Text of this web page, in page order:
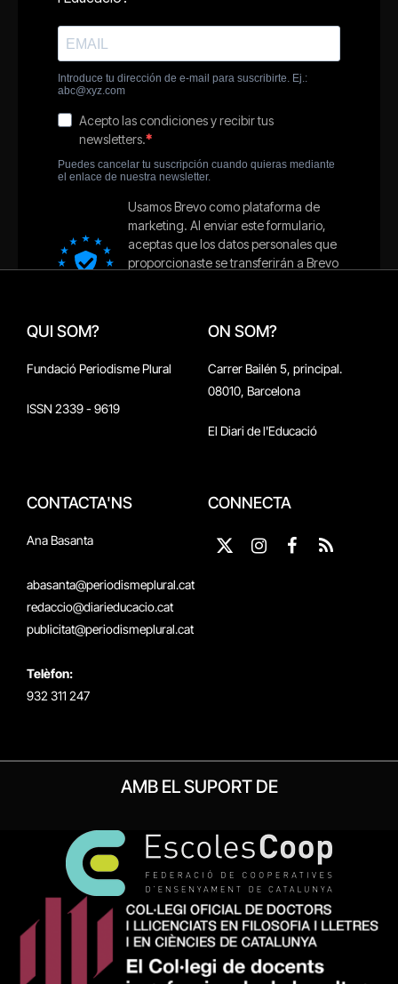
QUI SOM?
Fundació Periodisme Plural
ISSN 2339 - 9619
ON SOM?
Carrer Bailén 5, principal.
08010, Barcelona
El Diari de l'Educació
CONTACTA'NS
Ana Basanta
abasanta@periodismeplural.cat
redaccio@diarieducacio.cat
publicitat@periodismeplural.cat
Telèfon:
932 311 247
CONNECTA
X
Instagram
Facebook
RSS
AMB EL SUPORT DE